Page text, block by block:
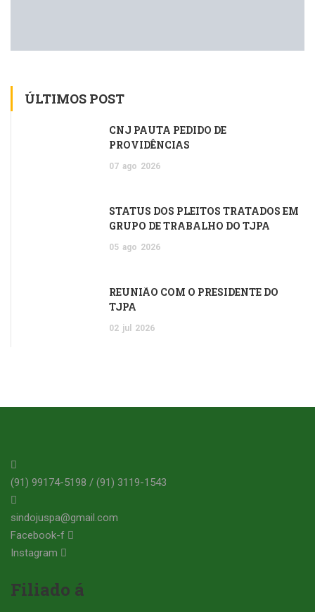
ÚLTIMOS POST
CNJ PAUTA PEDIDO DE
PROVIDÊNCIAS
07 ago 2026
STATUS DOS PLEITOS TRATADOS EM
GRUPO DE TRABALHO DO TJPA
05 ago 2026
REUNIÃO COM O PRESIDENTE DO
TJPA
02 jul 2026
(91) 99174-5198 / (91) 3119-1543
sindojuspa@gmail.com
Facebook-f
Instagram
Filiado á